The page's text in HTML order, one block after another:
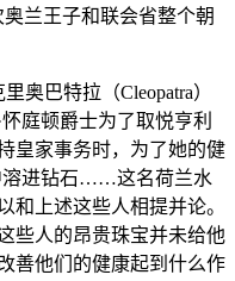
兰王子和联会省整个朝
奥巴特拉（Cleopatra）
庭顿爵士为了取悦亨利
皇家事务时，为了她的健
溶进钻石……这名荷兰水
和上述这些人相提并论。
些人的昂贵珠宝并未给他
善他们的健康起到什么作